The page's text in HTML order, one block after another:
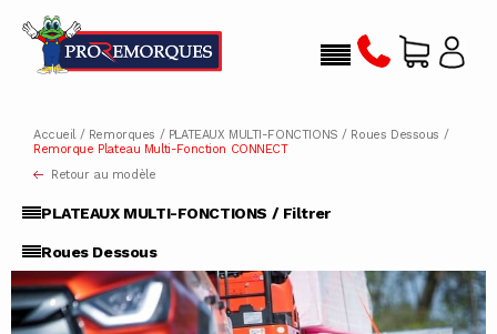
Accueil/ Remorques / PLATEAUX MULTI-FONCTIONS / Roues Dessous /
Remorque Plateau Multi-Fonction CONNECT
Retour au modèle
PLATEAUX MULTI-FONCTIONS / Filtrer
Roues Dessous